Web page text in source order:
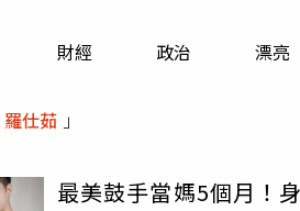
財經 政治 漂亮
羅仕茹 」
最美鼓手當媽5個月！